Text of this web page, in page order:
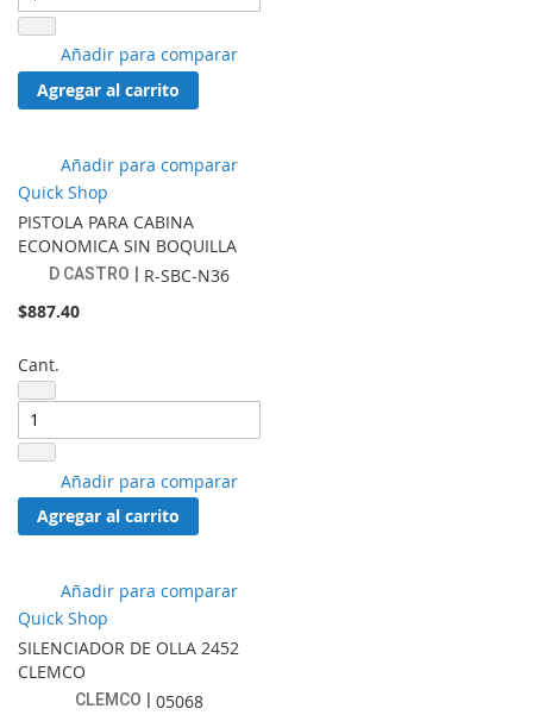
Añadir
a
lista
Añadir para comparar
Agregar al carrito
Añadir
a
de
favoritos
Añadir para comparar
Quick Shop
PISTOLA PARA CABINA
ECONOMICA SIN BOQUILLA
D CASTRO
R-SBC-N36
$887.40
Cant.
Añadir
a
lista
Añadir para comparar
Agregar al carrito
Añadir
a
de
favoritos
Añadir para comparar
Quick Shop
SILENCIADOR DE OLLA 2452
CLEMCO
CLEMCO
05068